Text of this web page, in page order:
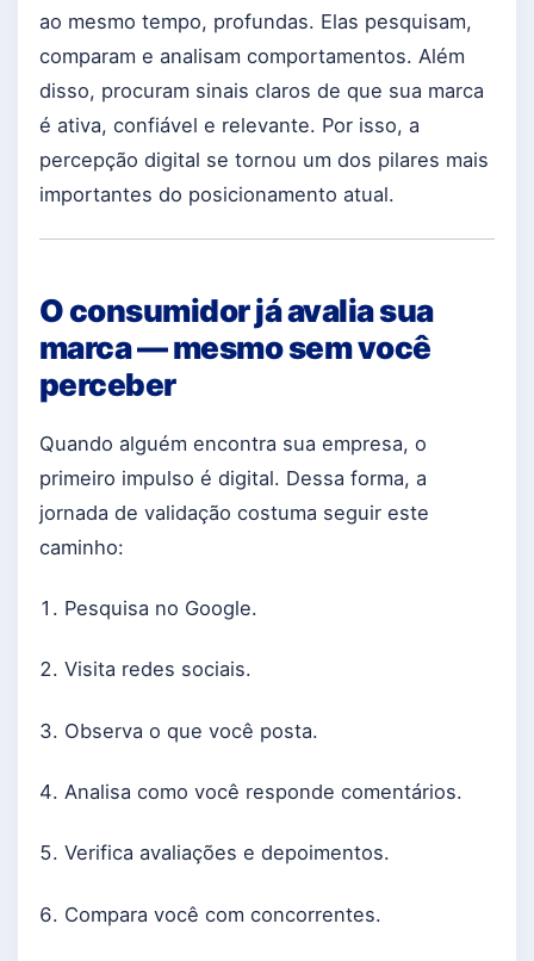
ao mesmo tempo, profundas. Elas pesquisam,
comparam e analisam comportamentos. Além
disso, procuram sinais claros de que sua marca
é ativa, confiável e relevante. Por isso, a
percepção digital se tornou um dos pilares mais
importantes do posicionamento atual.
O consumidor já avalia sua
marca — mesmo sem você
perceber
Quando alguém encontra sua empresa, o
primeiro impulso é digital. Dessa forma, a
jornada de validação costuma seguir este
caminho:
Pesquisa no Google.
Visita redes sociais.
Observa o que você posta.
Analisa como você responde comentários.
Verifica avaliações e depoimentos.
Compara você com concorrentes.